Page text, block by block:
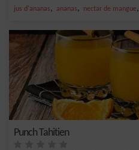
jus d'ananas, ananas, nectar de mangue,
Punch Tahitien